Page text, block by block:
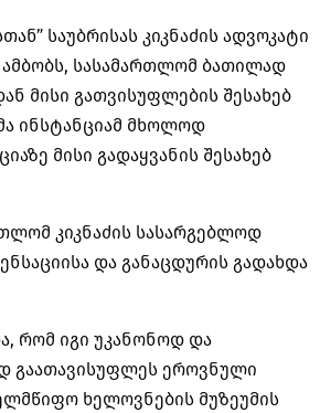
საუბრისას კიკნაძის ადვოკატი
ამბობს, სასამართლომ ბათილად
მისი გათვისუფლების შესახებ
ინსტანციამ მხოლოდ
მისი გადაყვანის შესახებ
კიკნაძის სასარგებლოდ
და განაცდურის გადახდა
რომ იგი უკანონოდ და
გაათავისუფლეს ეროვნული
ხელოვნების მუზეუმის